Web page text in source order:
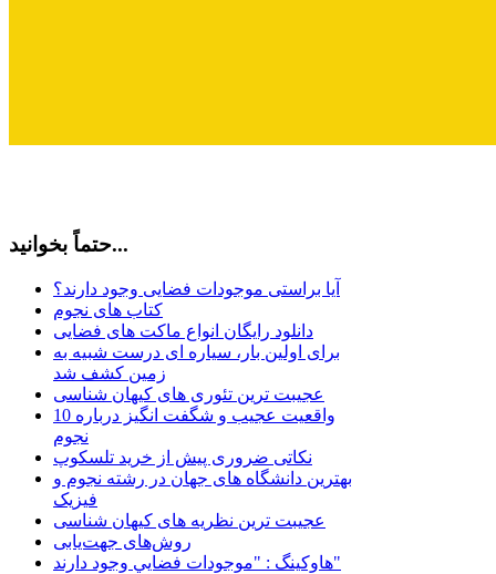
حتماً بخوانید...
آیا براستی موجودات فضایی وجود دارند؟
کتاب های نجوم
دانلود رایگان انواع ماکت های فضایی
برای اولین بار، سیاره ای درست شبیه به
زمین کشف شد
عجیبت ترین تئوری های کیهان شناسی
10 واقعیت عجیب و شگفت انگیز درباره
نجوم
نکاتی ضروری پیش از خرید تلسکوپ
بهترین دانشگاه های جهان در رشته نجوم و
فیزیک
عجیبت ترین نظریه های کیهان شناسی
روش‌های جهت‌یابی
هاوكينگ : "موجودات فضايي وجود دارند"